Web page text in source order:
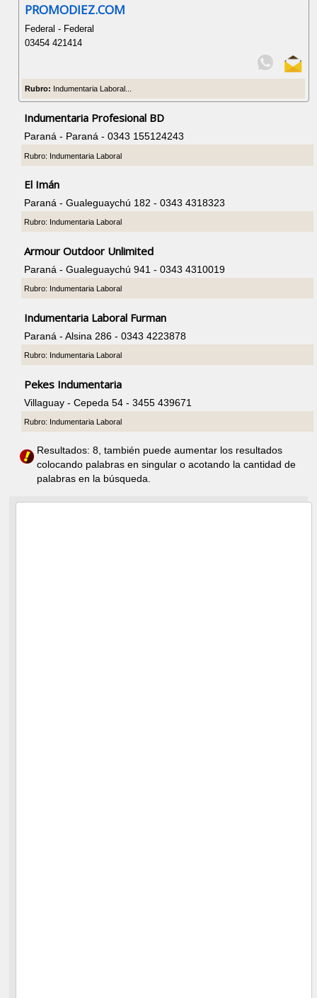
PROMODIEZ.COM
Federal - Federal
03454 421414
Rubro: Indumentaria Laboral...
Indumentaria Profesional BD
Paraná - Paraná - 0343 155124243
Rubro: Indumentaria Laboral
El Imán
Paraná - Gualeguaychú 182 - 0343 4318323
Rubro: Indumentaria Laboral
Armour Outdoor Unlimited
Paraná - Gualeguaychú 941 - 0343 4310019
Rubro: Indumentaria Laboral
Indumentaria Laboral Furman
Paraná - Alsina 286 - 0343 4223878
Rubro: Indumentaria Laboral
Pekes Indumentaria
Villaguay - Cepeda 54 - 3455 439671
Rubro: Indumentaria Laboral
Resultados: 8, también puede aumentar los resultados
colocando palabras en singular o acotando la cantidad de
palabras en la búsqueda.